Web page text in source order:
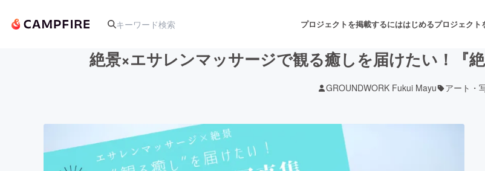
プロジェクトを掲載するにははじめるプロジェクト
アート・写真 舞台・
絶景×エサレンマッサージで観る癒しを届けたい！『
GROUNDWORK Fukui Mayu アート・